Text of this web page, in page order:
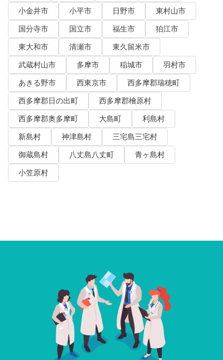
小金井市
小平市 日野市
東村山市
国分寺市
国立市 福生市
狛江市
東大和市
清瀬市
東久留米市
武蔵村山市
多摩市 稲城市
羽村市
あきる野市
西東京市
西多摩郡瑞穂町
西多摩郡日の出町
西多摩郡檜原村
西多摩郡奥多摩町
大島町
利島村
新島村
神津島村
三宅島三宅村
御蔵島村
八丈島八丈町
青ヶ島村
小笠原村